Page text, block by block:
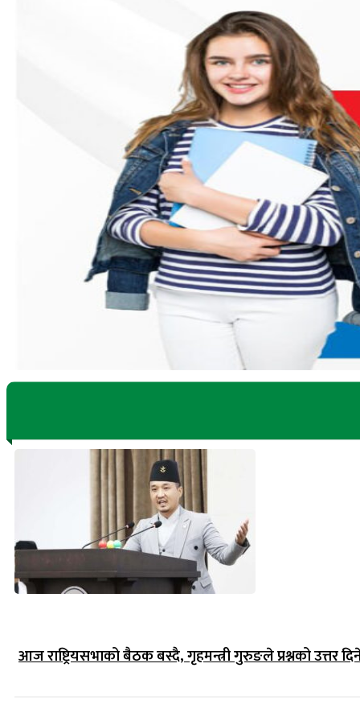
आज राष्ट्रियसभाको बैठक बस्दै, गृहमन्त्री गुरुङले प्रश्नको उत्तर